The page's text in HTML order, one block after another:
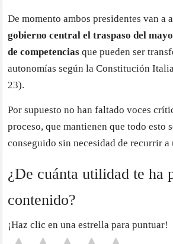
De momento ambos presidentes van a
gobierno central el traspaso del
de competencias que pueden ser
autonomías según la Constitución
23).
Por supuesto no han faltado voces
proceso, que mantienen que todo esto
conseguido sin necesidad de recurrir a
¿De cuánta utilidad te ha
contenido?
¡Haz clic en una estrella para puntuar!